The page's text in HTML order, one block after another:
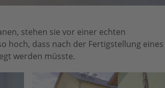
stehen sie vor einer echten
hoch, dass nach der Fertigstellung eines
werden müsste.